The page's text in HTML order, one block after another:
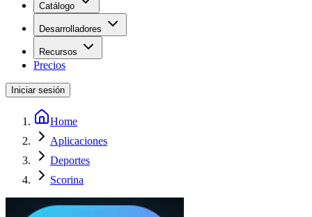
Catálogo
Desarrolladores
Recursos
Precios
Iniciar sesión
Home
Aplicaciones
Deportes
Scorina